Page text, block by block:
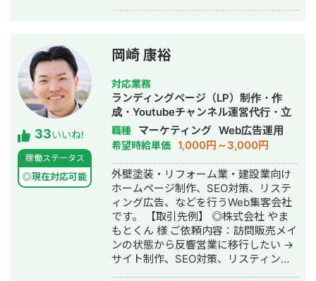
また、常にレスを早めに対応を心がけ
ておりまして24時間365日対応が可能
です。 実際、弊社は地域名＋施術で上
位表示が得意得意で、かなりの施術名
をハックしています。 また、医療広告
ガイドライン、薬機法にも対応した知
見もあり安全性にも対応しておりま
す。 ■実績■ ・某美容系ビックワード
で圏外→10位以内（半年） ・美容施術
系ビッグワード 2位 ・新規患者数PV
が3ヶ月で２倍 ・半年で新規患者数が
1.5倍！
33いいね!
稼働ステータス
◎現在対応可能
岡崎 康裕
対応業務
ランディングページ（LP）制作・作
成・Youtubeチャンネル運営代行・立
ち上げ・SEO対策・新規事業立上・
SNS運用代行・記事作成代行・ライテ
ィング・ホームページ制作・作成・バ
ナー制作・デザイン・リスティング広
告運用代行・オウンドメディア制作・
構築・運用代行・動画制作・動画編集
職種 マーケティング Web広告運用
希望時給単価 1,000円～3,000円
外壁塗装・リフォーム業・建設業向け
ホームページ制作、SEO対策、リステ
ィング広告、などを行うWeb集客会社
です。 【取引先例】 ◎株式会社 やま
もとくん 様 ご依頼内容：訪問販売メイ
ンの状態から反響営業に移行したい →
サイト制作、SEO対策、リスティング